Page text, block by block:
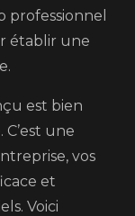
professionnel
établir une
est bien
une
vos
et
Voici